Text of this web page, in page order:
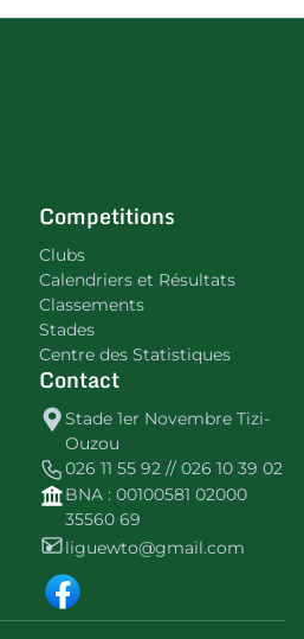
Competitions
Clubs
Calendriers et Résultats
Classements
Stades
Centre des Statistiques
Contact
Stade 1er Novembre Tizi-
Ouzou
026 11 55 92 // 026 10 39 02
BNA : 00100581 02000
35560 69
liguewto@gmail.com